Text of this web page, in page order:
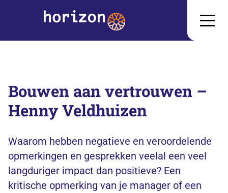
Bouwen aan vertrouwen –
Henny Veldhuizen
Waarom hebben negatieve en veroordelende
opmerkingen en gesprekken veelal een veel
langduriger impact dan positieve? Een
kritische opmerking van je manager of een